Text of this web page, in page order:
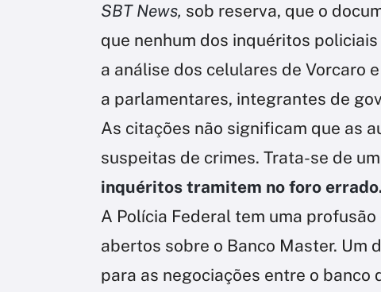
SBT News, sob reserva, que o
que nenhum dos inquéritos
a análise dos celulares de Vorcaro
a parlamentares, integrantes de
As citações não significam que as
suspeitas de crimes. Trata-se de
inquéritos tramitem no foro
A Polícia Federal tem uma
abertos sobre o Banco Master. Um
para as negociações entre o banco